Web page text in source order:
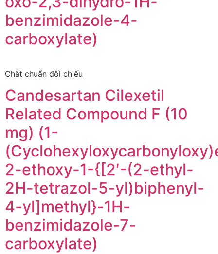
benzimidazole-4-
carboxylate)
Chất chuẩn đối chiếu
Candesartan Cilexetil
Related Compound F (10
mg) (1-
2-ethoxy-1-{[2′-(2-ethyl-
2H-tetrazol-5-yl)biphenyl-
4-yl]methyl}-1H-
benzimidazole-7-
carboxylate)